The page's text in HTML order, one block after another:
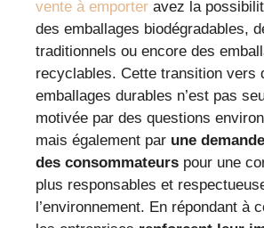
vente à emporter avez la
des emballages biodégradables,
traditionnels ou encore des
recyclables. Cette transition vers
emballages durables n’est pas
motivée par des questions
mais également par une
des consommateurs pour une
plus responsables et
l’environnement. En répondant à